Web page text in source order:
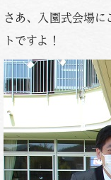
さあ、入園式会場
トですよ！